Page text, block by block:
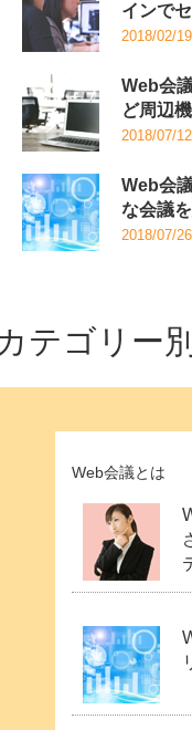
インで
2018/02/19
Web会
ど周辺
2018/07/12
Web会
な会議
2018/07/26
テゴリー
Web会議とは